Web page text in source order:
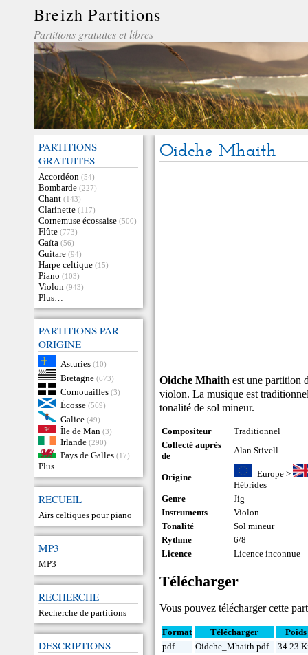
Breizh Partitions
Partitions gratuites et libres
PARTITIONS
GRATUITES
Accordéon (54)
Bombarde (227)
Chant (143)
Clarinette (117)
Cornemuse écossaise (500)
Flûte (773)
Gaïta (56)
Guitare (94)
Harpe celtique (15)
Piano (103)
Violon (943)
Plus…
PARTITIONS PAR
ORIGINE
Asturies (10)
Bretagne (673)
Cornouailles (3)
Écosse (569)
Galice (49)
Île de Man (3)
Irlande (290)
Pays de Galles (17)
Plus…
RECUEIL
Airs celtiques pour piano
MP3
MP3
RECHERCHE
Recherche de partitions
DESCRIPTIONS
Oidche Mhaith
Oidche Mhaith est une partition
violon. La musique est
tonalité de sol mineur.
Compositeur
Traditionnel
Collecté auprès
de
Alan Stivell
Origine Europe>
Hébrides
Genre
Jig
Instruments
Violon
Tonalité
Sol mineur
Rythme
6/8
Licence
Licence inconnue
Télécharger
Vous pouvez télécharger cette
Format Télécharger
Poids
pdf
Oidche_Mhaith.pdf
34.23